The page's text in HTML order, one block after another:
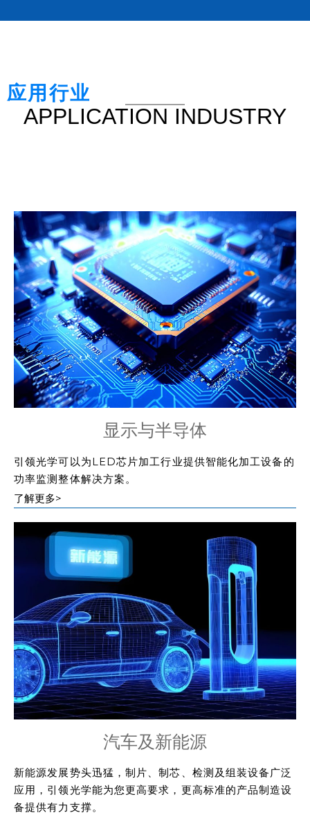
应用行业
APPLICATION INDUSTRY
显示与半导体
引领光学可以为LED芯片加工行业提供智能化加工设备的
功率监测整体解决方案。
了解更多>
汽车及新能源
新能源发展势头迅猛，制片、制芯、检测及组装设备广泛
应用，引领光学能为您更高要求，更高标准的产品制造设
备提供有力支撑。